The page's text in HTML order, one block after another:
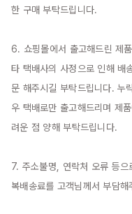
한 구매 부탁드립니다.
6. 쇼핑몰에서 출고해드린 제
타 택배사의 사정으로 인해 배
문 해주시길 부탁드립니다. 누
우 택배로만 출고해드리며 제
려운 점 양해 부탁드립니다.
7. 주소불명, 연락처 오류 등
복배송료를 고객님께서 부담해